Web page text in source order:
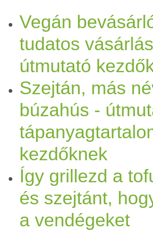
Vegán
tudatos
útmutató
Szejtán, más
búzahús -
kezdőknek
Így grillezd a
és szejtánt,
a vendégeket